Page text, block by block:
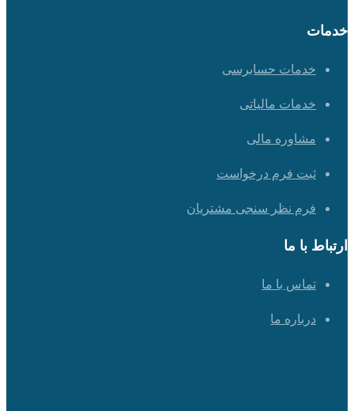
خدمات
خدمات حسابرسی
خدمات مالیاتی
مشاوره مالی
ثبت فرم درخواست
فرم نظر سنجی مشتریان
ارتباط با ما
تماس با ما
درباره ما